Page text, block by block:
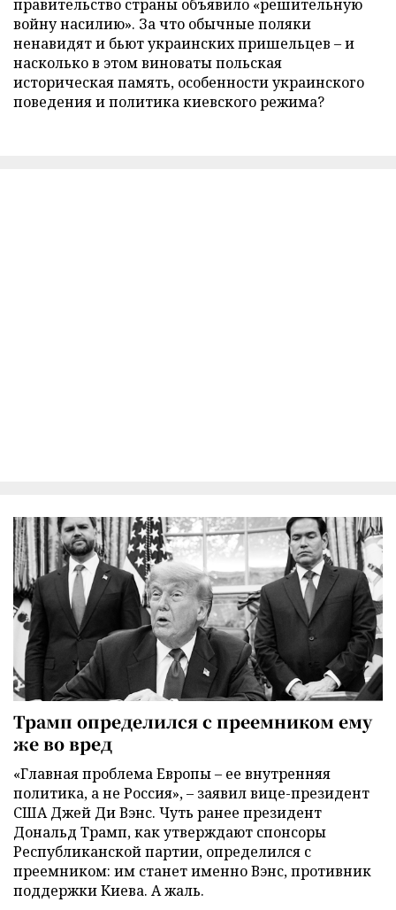
правительство страны объявило «решительную
войну насилию». За что обычные поляки
ненавидят и бьют украинских пришельцев – и
насколько в этом виноваты польская
историческая память, особенности украинского
поведения и политика киевского режима?
Трамп определился с преемником ему
же во вред
«Главная проблема Европы – ее внутренняя
политика, а не Россия», – заявил вице-президент
США Джей Ди Вэнс. Чуть ранее президент
Дональд Трамп, как утверждают спонсоры
Республиканской партии, определился с
преемником: им станет именно Вэнс, противник
поддержки Киева. А жаль.